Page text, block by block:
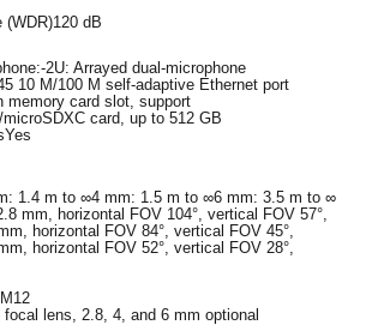
(WDR)120 dB
2U: Arrayed dual-microphone
10 M/100 M self-adaptive Ethernet port
memory card slot, support
card, up to 512 GB
Yes
1.4 m to ∞4 mm: 1.5 m to ∞6 mm: 3.5 m to ∞
mm, horizontal FOV 104°, vertical FOV 57°,
horizontal FOV 84°, vertical FOV 45°,
horizontal FOV 52°, vertical FOV 28°,
M12
focal lens, 2.8, 4, and 6 mm optional